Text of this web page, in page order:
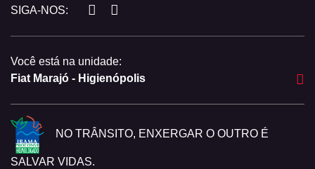
SIGA-NOS:
Você está na unidade:
Fiat Marajó - Higienópolis
NO TRÂNSITO, ENXERGAR O OUTRO É
SALVAR VIDAS.